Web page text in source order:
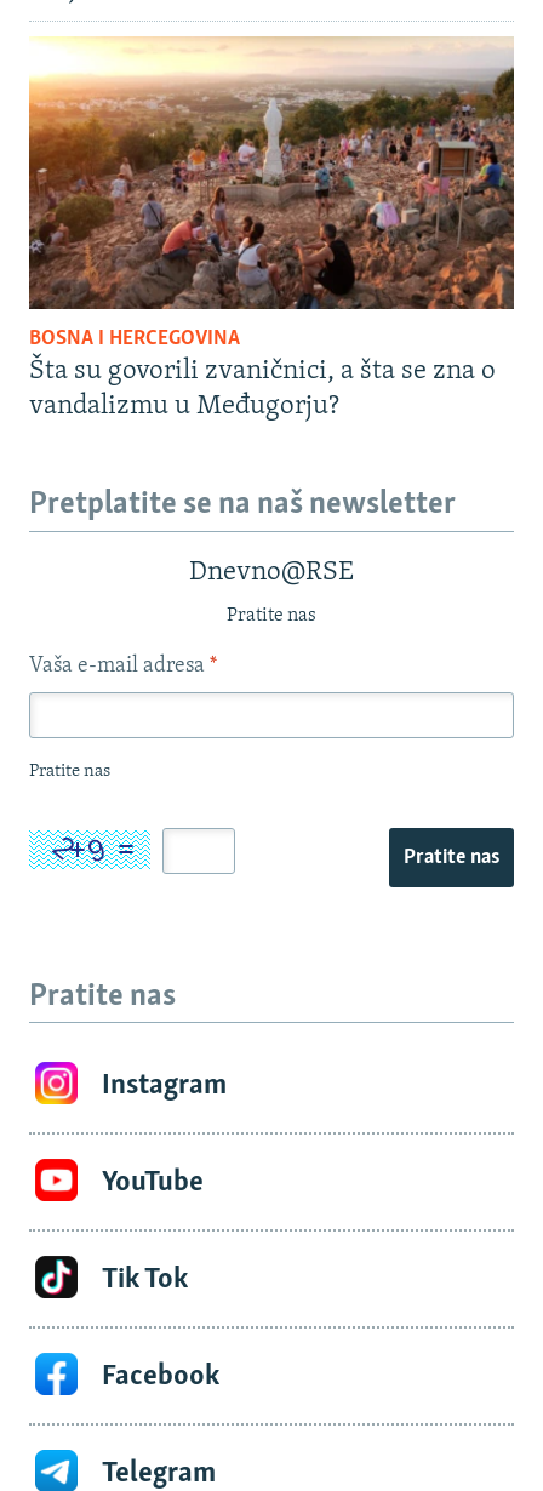
BOSNA I HERCEGOVINA
Šta su govorili zvaničnici, a šta se zna o
vandalizmu u Međugorju?
Pretplatite se na naš newsletter
Dnevno@RSE
Pratite nas
Vaša e-mail adresa *
Pratite nas
Pratite nas
Pratite nas
Instagram
YouTube
Tik Tok
Facebook
Telegram